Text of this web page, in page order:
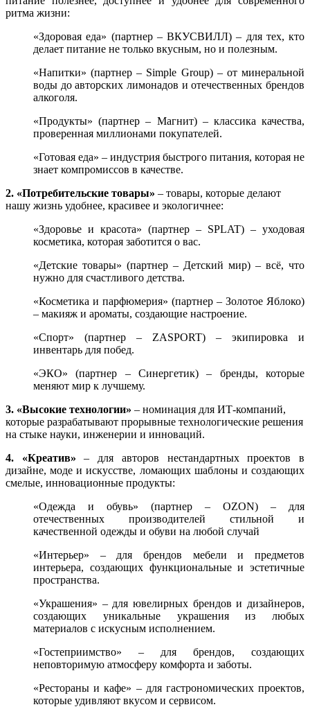
ритма жизни:
«Здоровая еда» (партнер – ВКУСВИЛЛ) – для тех, кто
делает питание не только вкусным, но и полезным.
«Напитки» (партнер – Simple Group) – от минеральной
воды до авторских лимонадов и отечественных брендов
алкоголя.
«Продукты» (партнер – Магнит) – классика качества,
проверенная миллионами покупателей.
«Готовая еда» – индустрия быстрого питания, которая не
знает компромиссов в качестве.
2. «Потребительские товары» – товары, которые делают
нашу жизнь удобнее, красивее и экологичнее:
«Здоровье и красота» (партнер – SPLAT) – уходовая
косметика, которая заботится о вас.
«Детские товары» (партнер – Детский мир) – всё, что
нужно для счастливого детства.
«Косметика и парфюмерия» (партнер – Золотое Яблоко)
– макияж и ароматы, создающие настроение.
«Спорт» (партнер – ZASPORT) – экипировка и
инвентарь для побед.
«ЭКО» (партнер – Синергетик) – бренды, которые
меняют мир к лучшему.
3. «Высокие технологии» – номинация для ИТ-компаний,
которые разрабатывают прорывные технологические решения
на стыке науки, инженерии и инноваций.
4. «Креатив»– для авторов нестандартных проектов в
дизайне, моде и искусстве, ломающих шаблоны и создающих
смелые, инновационные продукты:
«Одежда и обувь» (партнер – OZON) – для
отечественных производителей стильной и
качественной одежды и обуви на любой случай
«Интерьер» – для брендов мебели и предметов
интерьера, создающих функциональные и эстетичные
пространства.
«Украшения» – для ювелирных брендов и дизайнеров,
создающих уникальные украшения из любых
материалов с искусным исполнением.
«Гостеприимство» – для брендов, создающих
неповторимую атмосферу комфорта и заботы.
«Рестораны и кафе» – для гастрономических проектов,
которые удивляют вкусом и сервисом.